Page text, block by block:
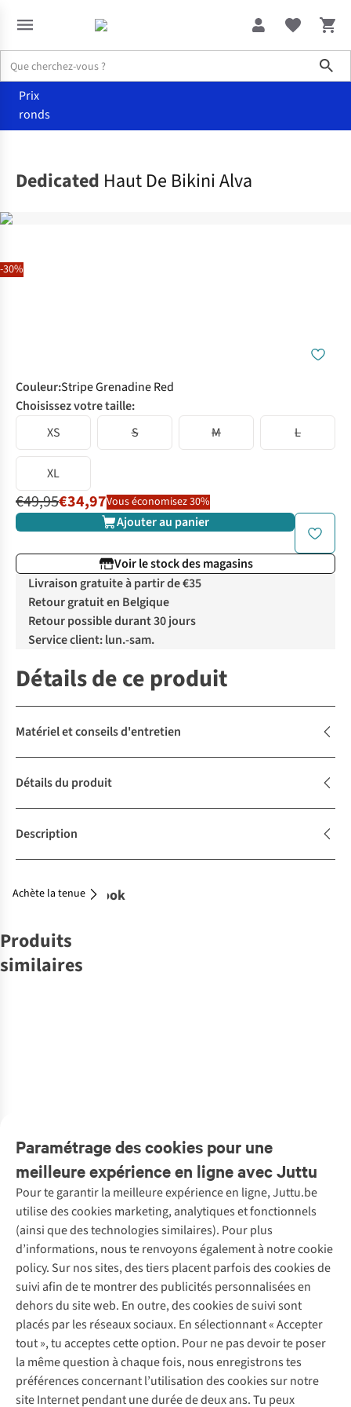
Prix
ronds
-30%
Dedicated Haut De Bikini Alva
Couleur:Stripe Grenadine Red
Choisissez votre taille:
XS
S M L
XL
€49,95€34,97Vous économisez 30%
Ajouter au panier
Voir le stock des magasins
Livraison gratuite à partir de €35
Retour gratuit en Belgique
Retour possible durant 30 jours
Service client: lun.-sam.
Détails de ce produit
Matériel et conseils d'entretien
Détails du produit
Description
Complétez le look
Achète la tenue
Produits
similaires
Paramétrage des cookies pour une
meilleure expérience en ligne avec Juttu
Pour te garantir la meilleure expérience en ligne, Juttu.be
utilise des cookies marketing, analytiques et fonctionnels
(ainsi que des technologies similaires). Pour plus
d’informations, nous te renvoyons également à notre cookie
policy. Sur nos sites, des tiers placent parfois des cookies de
suivi afin de te montrer des publicités personnalisées en
dehors du site web. En outre, des cookies de suivi sont
placés par les réseaux sociaux. En sélectionnant « Accepter
tout », tu acceptes cette option. Pour ne pas devoir te poser
la même question à chaque fois, nous enregistrons tes
préférences concernant l’utilisation des cookies sur notre
site Internet pendant une durée de deux ans. Tu peux
Service client
Questions fréquentes
Commander
Payer
10 % réduction étudiants
Klarna : post-paiement
Livraison
Retourner
Rétractation d'une commande
Garantie
Nos services
Vintage - ReJUsed
Atelier de couture
Personal shopping
Boîte à vêtements
Événements / ateliers
Juttu
Qui sommes-nous ?
Juttu Friends
Inspiration
Travailler chez Juttu
Abonne-toi à la newsletter
Suivez-nous